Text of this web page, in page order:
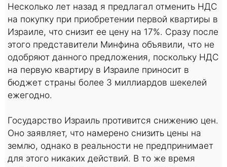
Несколько лет назад я предлагал отменить НДС
на покупку при приобретении первой квартиры в
Израиле, что снизит ее цену на 17%. Сразу после
этого представители Минфина объявили, что не
одобряют данного предложения, поскольку НДС
на первую квартиру в Израиле приносит в
бюджет страны более 3 миллиардов шекелей
ежегодно.
Государство Израиль противится снижению цен.
Оно заявляет, что намерено снизить цены на
землю, однако в реальности не предпринимает
для этого никаких действий. В то же время